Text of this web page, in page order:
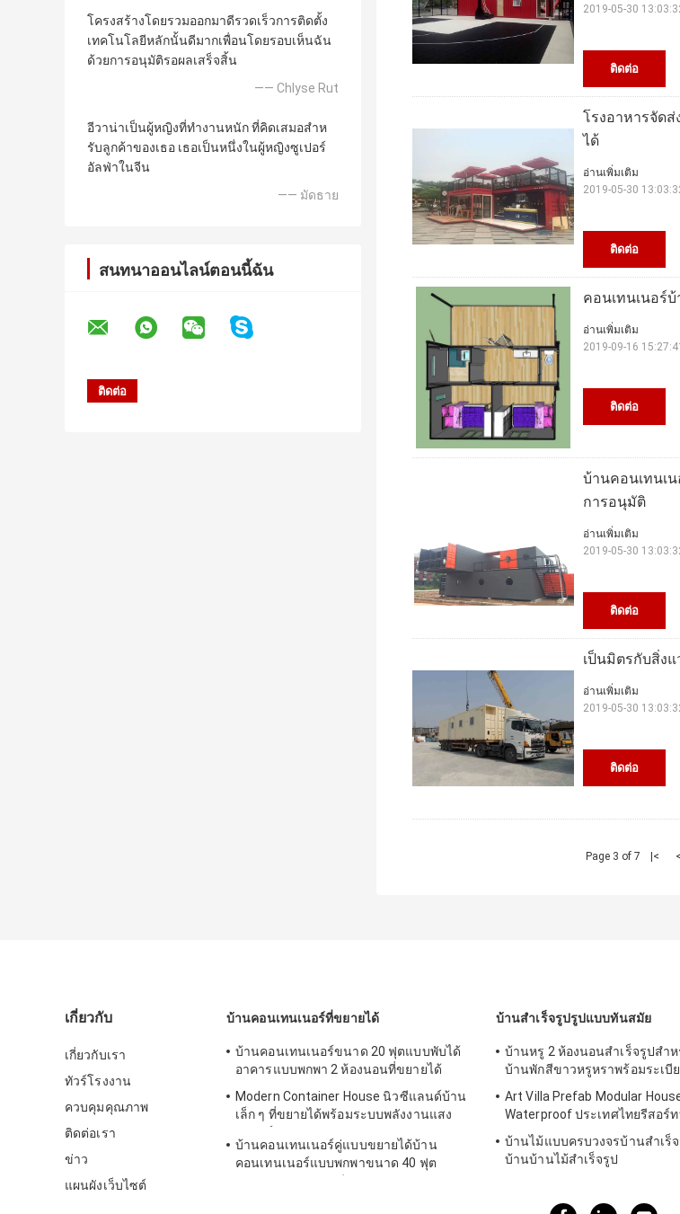
โครงสร้างโดยรวมออกมาดีรวดเร็วการติดตั้ง
เทคโนโลยีหลักนั้นดีมากเพื่อนโดยรอบเห็นฉัน
ด้วยการอนุมัติรอผลเสร็จสิ้น
—— Chlyse Rut
อีวาน่าเป็นผู้หญิงที่ทํางานหนัก ที่คิดเสมอสําห
รับลูกค้าของเธอ เธอเป็นหนึ่งในผู้หญิงซูเปอร์
อัลฟ่าในจีน
—— มัดธาย
สนทนาออนไลน์ตอนนี้ฉัน
ติดต่อ
2019-05-30
โรงอาหารจัด
ได้
ติดต่อ
อ่านเพิ่มเติม
2019-05-30
คอนเทนเนอร์
ติดต่อ
อ่านเพิ่มเติม
2019-09-16 15:27:41
บ้านคอนเทนเ
การอนุมัติ
ติดต่อ
อ่านเพิ่มเติม
2019-05-30
เป็นมิตรกับสิ่ง
ติดต่อ
อ่านเพิ่มเติม
2019-05-30
Page 3 of 7 |<
เกี่ยวกับ
เกี่ยวกับเรา
ทัวร์โรงงาน
ควบคุมคุณภาพ
ติดต่อเรา
ข่าว
แผนผังเว็บไซต์
บ้านคอนเทนเนอร์ที่ขยายได้
บ้านคอนเทนเนอร์ขนาด 20 ฟุตแบบพับได้
อาคารแบบพกพา 2 ห้องนอนที่ขยายได้
Modern Container House นิวซีแลนด์บ้าน
เล็ก ๆ ที่ขยายได้พร้อมระบบพลังงานแสง
บ้านคอนเทนเนอร์คู่แบบขยายได้บ้าน
คอนเทนเนอร์แบบพกพาขนาด 40 ฟุต
บ้านสำเร็จรูปรูปแบบทันสมัย
บ้านหรู 2 ห้องนอนสำเร็จรูปสำ
บ้านพักสีขาวหรูหราพร้อมระเบี
Art Villa Prefab Modular
Waterproof ประเทศไทยรีสอร์
บ้านไม้แบบครบวงจรบ้านสำเร็
บ้านบ้านไม้สำเร็จรูป